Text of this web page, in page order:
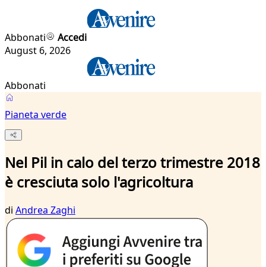
Abbonati
Accedi
August 6, 2026
Abbonati
Pianeta verde
Nel Pil in calo del terzo trimestre 2018
è cresciuta solo l'agricoltura
di Andrea Zaghi